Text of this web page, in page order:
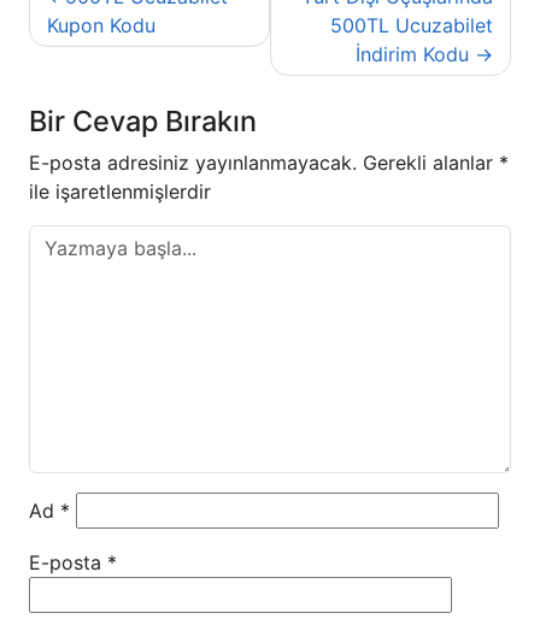
gezinmesi
Kupon Kodu
500TL Ucuzabilet
İndirim Kodu
Bir Cevap Bırakın
E-posta adresiniz yayınlanmayacak. Gerekli alanlar *
ile işaretlenmişlerdir
Ad *
E-posta *